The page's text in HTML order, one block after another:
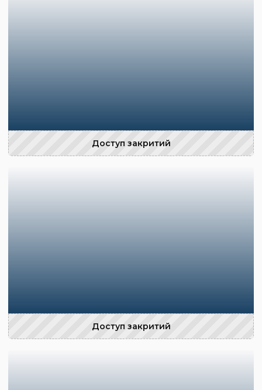
Доступ закритий
Доступ закритий